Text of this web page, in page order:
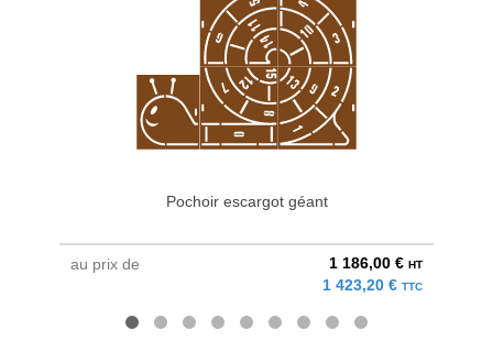
Pochoir escargot géant
au prix de 1 186,00 € HT
1 423,20 € TTC